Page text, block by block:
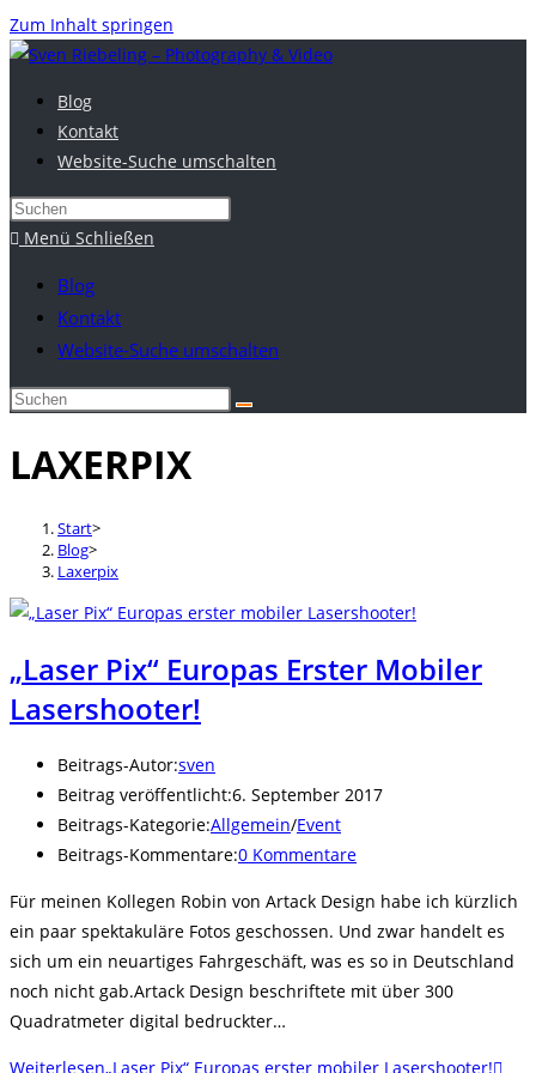
Zum Inhalt springen
Blog
Kontakt
Website-Suche umschalten
Menü Schließen
Blog
Kontakt
Website-Suche umschalten
LAXERPIX
Start>
Blog>
Laxerpix
„Laser Pix“ Europas Erster Mobiler
Lasershooter!
Beitrags-Autor:sven
Beitrag veröffentlicht:6. September 2017
Beitrags-Kategorie:Allgemein/Event
Beitrags-Kommentare:0 Kommentare
Für meinen Kollegen Robin von Artack Design habe ich kürzlich
ein paar spektakuläre Fotos geschossen. Und zwar handelt es
sich um ein neuartiges Fahrgeschäft, was es so in Deutschland
noch nicht gab.Artack Design beschriftete mit über 300
Quadratmeter digital bedruckter…
Weiterlesen„Laser Pix“ Europas erster mobiler Lasershooter!